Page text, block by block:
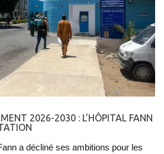
2026-2030 : L’HÔPITAL FANN
a décliné ses ambitions pour les